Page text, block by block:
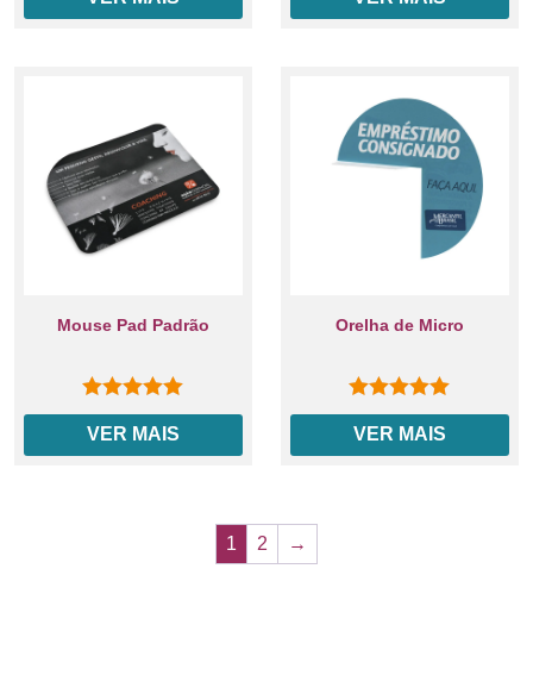
Mouse Pad Padrão
0out of 5
VER MAIS
Orelha de Micro
0out of 5
VER MAIS
1 2 →